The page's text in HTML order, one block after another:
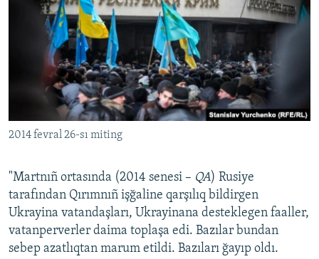
2014 fevral 26-sı miting
"Martnıñ ortasında (2014 senesi – QA) Rusiye
tarafından Qırımnıñ işğaline qarşılıq bildirgen
Ukrayina vatandaşları, Ukrayinana desteklegen faaller,
vatanperverler daima toplaşa edi. Bazılar bundan
sebep azatlıqtan marum etildi. Bazıları ğayıp oldı.